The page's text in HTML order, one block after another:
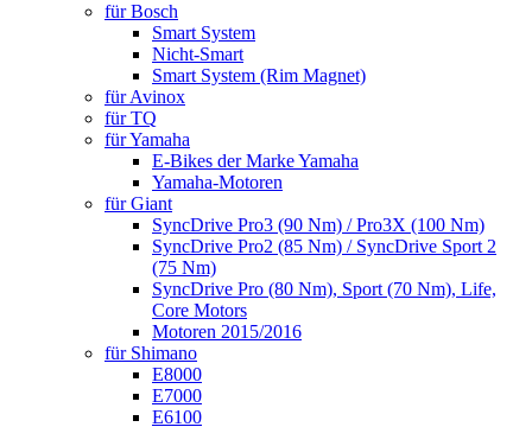
für Bosch
Smart System
Nicht-Smart
Smart System (Rim Magnet)
für Avinox
für TQ
für Yamaha
E-Bikes der Marke Yamaha
Yamaha-Motoren
für Giant
SyncDrive Pro3 (90 Nm) / Pro3X (100 Nm)
SyncDrive Pro2 (85 Nm) / SyncDrive Sport 2
(75 Nm)
SyncDrive Pro (80 Nm), Sport (70 Nm), Life,
Core Motors
Motoren 2015/2016
für Shimano
E8000
E7000
E6100